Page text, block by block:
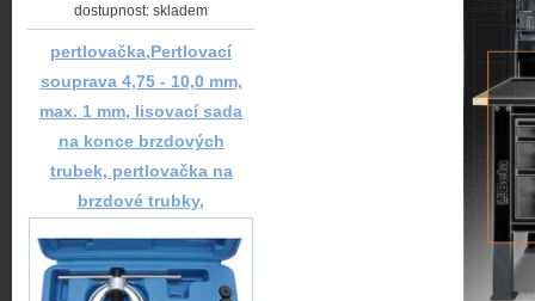
dostupnost: skladem
pertlovačka,Pertlovací
souprava 4,75 - 10,0 mm,
max. 1 mm, lisovací sada
na konce brzdových
trubek, pertlovačka na
brzdové trubky,